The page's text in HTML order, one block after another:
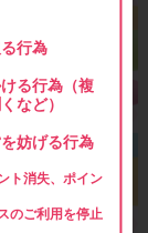
行為
る行為（複
など）
妨げる行為
ト消失、ポイン
のご利用を停止